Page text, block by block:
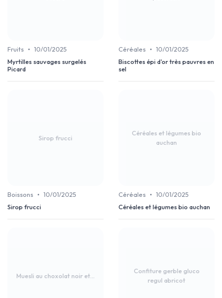
Fruits • 10/01/2025
Myrtilles sauvages surgelés
Picard
Céréales • 10/01/2025
Biscottes épi d'or très pauvres en
sel
Sirop frucci
Boissons • 10/01/2025
Sirop frucci
Céréales et légumes bio
auchan
Céréales • 10/01/2025
Céréales et légumes bio auchan
Muesli au choxolat noir et...
Confiture gerble gluco
regul abricot